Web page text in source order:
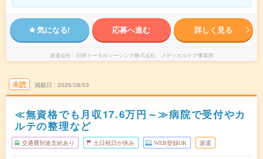
気になる! 応募へ進む 詳しく見る
派遣会社 日研トータルソーシング株式会社 メディカルケア事業部
未読 掲載日 2026/08/03
≪無資格でも月収17.6万円～≫病院で受付やカ
ルテの整理など
交通費別途支給あり 土日祝日が休み WEB登録OK 派遣